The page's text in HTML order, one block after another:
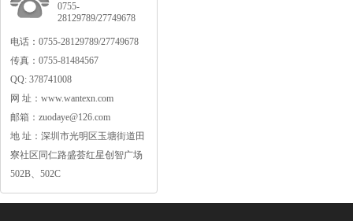
0755-
28129789/27749678
电话：0755-28129789/27749678
传真：0755-81484567
QQ:378741008
网址：www.wantexn.com
邮箱：zuodaye@126.com
地址：深圳市光明区玉塘街道田
寮社区同仁路盛荟红星创智广场
502B、502C